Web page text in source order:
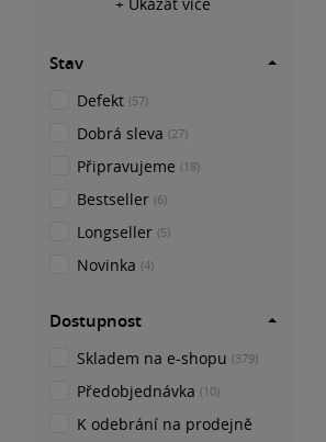
Stav
Defekt (57)
Dobrá sleva (27)
Připravujeme (18)
Bestseller (6)
Longseller (5)
Novinka (4)
Dostupnost
Skladem na e-shopu (379)
Předobjednávka (10)
K odebrání na prodejně